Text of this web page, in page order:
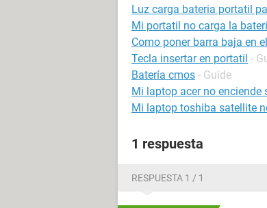
Luz carga bateria portatil
Mi portatil no carga la
Como poner barra baja en
Tecla insertar en portatil -
Batería cmos - Guide
Mi laptop acer no
Mi laptop toshiba satellite
1 respuesta
RESPUESTA 1 / 1